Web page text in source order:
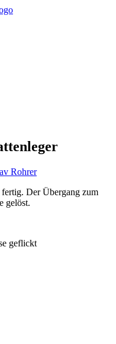
Rohrer
Der Übergang zum
gelöst.
geflickt